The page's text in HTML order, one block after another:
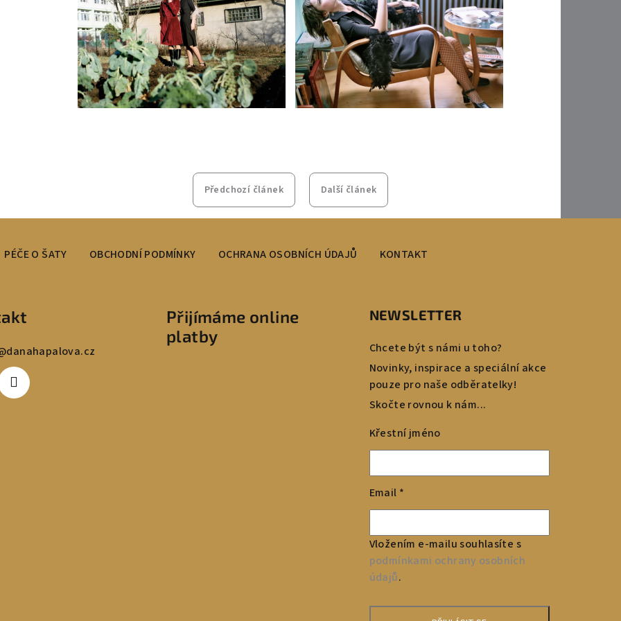
Předchozí článek Další článek
PÉČE O ŠATY OBCHODNÍ PODMÍNKY OCHRANA OSOBNÍCH ÚDAJŮ KONTAKT
danahapalova.cz
Přijímáme online
platby
NEWSLETTER
Chcete být s námi u toho?
Novinky, inspirace a speciální akce
pouze pro naše odběratelky!
Skočte rovnou k nám...
Křestní jméno
Email *
Vložením e-mailu souhlasíte s
podmínkami ochrany osobních
údajů.